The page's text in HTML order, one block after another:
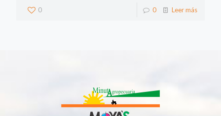
0 0 Leer más